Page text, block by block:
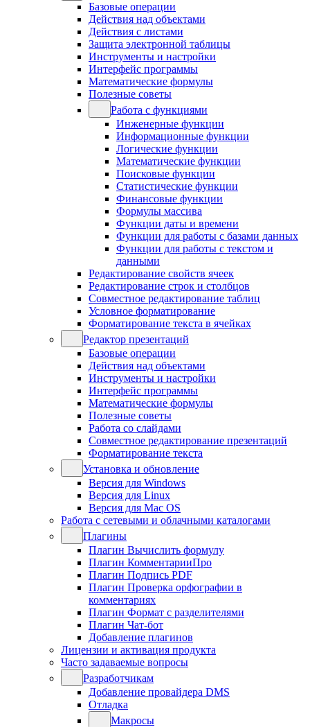
Базовые операции
Действия над объектами
Действия с листами
Защита электронной таблицы
Инструменты и настройки
Интерфейс программы
Математические формулы
Полезные советы
Работа с функциями
Инженерные функции
Информационные функции
Логические функции
Математические функции
Поисковые функции
Статистические функции
Финансовые функции
Формулы массива
Функции даты и времени
Функции для работы с базами данных
Функции для работы с текстом и
данными
Редактирование свойств ячеек
Редактирование строк и столбцов
Совместное редактирование таблиц
Условное форматирование
Форматирование текста в ячейках
Редактор презентаций
Базовые операции
Действия над объектами
Инструменты и настройки
Интерфейс программы
Математические формулы
Полезные советы
Работа со слайдами
Совместное редактирование презентаций
Форматирование текста
Установка и обновление
Версия для Windows
Версия для Linux
Версия для Mac OS
Работа с сетевыми и облачными каталогами
Плагины
Плагин Вычислить формулу
Плагин КомментарииПро
Плагин Подпись PDF
Плагин Проверка орфографии в
комментариях
Плагин Формат с разделителями
Плагин Чат-бот
Добавление плагинов
Лицензии и активация продукта
Часто задаваемые вопросы
Разработчикам
Добавление провайдера DMS
Отладка
Макросы